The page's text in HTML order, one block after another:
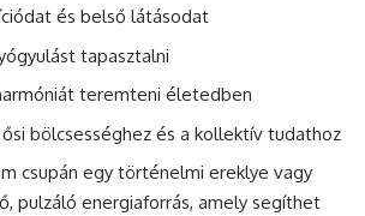
és belső látásodat
tapasztalni
teremteni életedben
bölcsességhez és a kollektív tudathoz
csupán egy történelmi ereklye vagy
pulzáló energiaforrás, amely segíthet